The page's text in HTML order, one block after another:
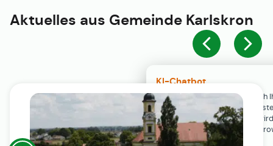
KI-Chatbot
Der KI-Chatbot steht erst nach
Einwilligung in den Cookie-
Verfügung. Der Chat-Verlauf
ausschließlich lokal in Ihrem
gespeichert.
Aktuelles aus Gemeinde Karlskron